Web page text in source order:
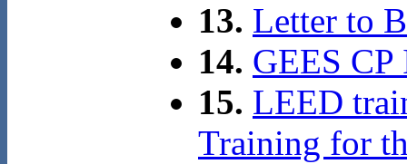
13. Letter to
14. GEES
15. LEED
Training for